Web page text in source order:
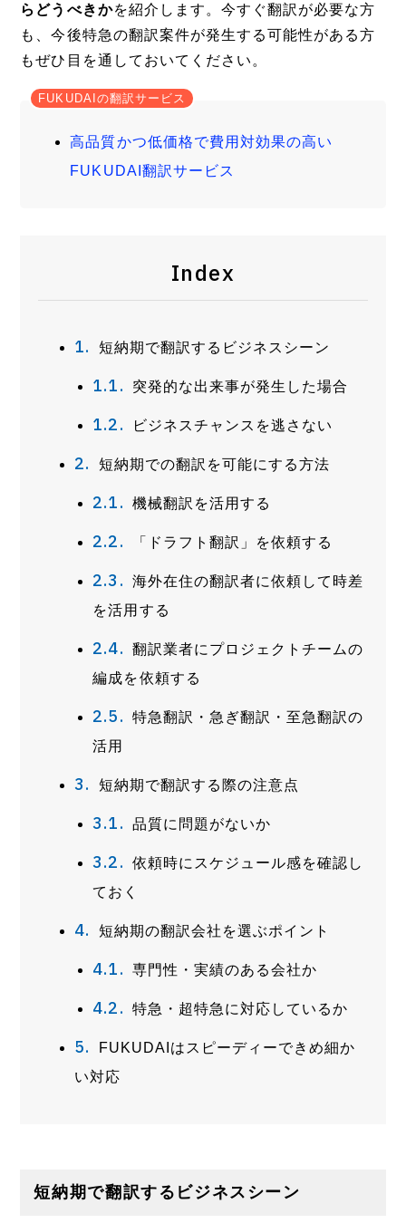
らどうべきかを紹介します。今すぐ翻訳が必要な方
も、今後特急の翻訳案件が発生する可能性がある方
もぜひ目を通しておいてください。
FUKUDAIの翻訳サービス
高品質かつ低価格で費用対効果の高い
FUKUDAI翻訳サービス
Index
短納期で翻訳するビジネスシーン
突発的な出来事が発生した場合
ビジネスチャンスを逃さない
短納期での翻訳を可能にする方法
機械翻訳を活用する
「ドラフト翻訳」を依頼する
海外在住の翻訳者に依頼して時差
を活用する
翻訳業者にプロジェクトチームの
編成を依頼する
特急翻訳・急ぎ翻訳・至急翻訳の
活用
短納期で翻訳する際の注意点
品質に問題がないか
依頼時にスケジュール感を確認し
ておく
短納期の翻訳会社を選ぶポイント
専門性・実績のある会社か
特急・超特急に対応しているか
FUKUDAIはスピーディーできめ細か
い対応
短納期で翻訳するビジネスシーン